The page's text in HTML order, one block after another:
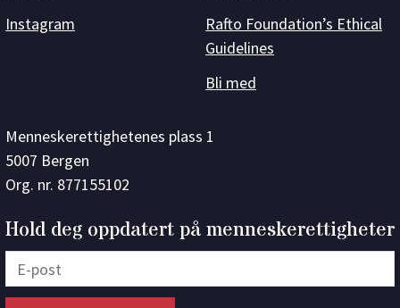
Instagram
Rafto Foundation’s Ethical
Guidelines
Bli med
Menneskerettighetenes plass 1
5007 Bergen
Org. nr. 877155102
Hold deg oppdatert på menneskerettigheter